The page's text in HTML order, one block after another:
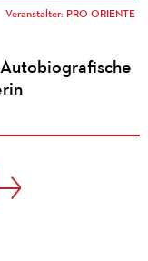
Veranstalter: PRO ORIENTE